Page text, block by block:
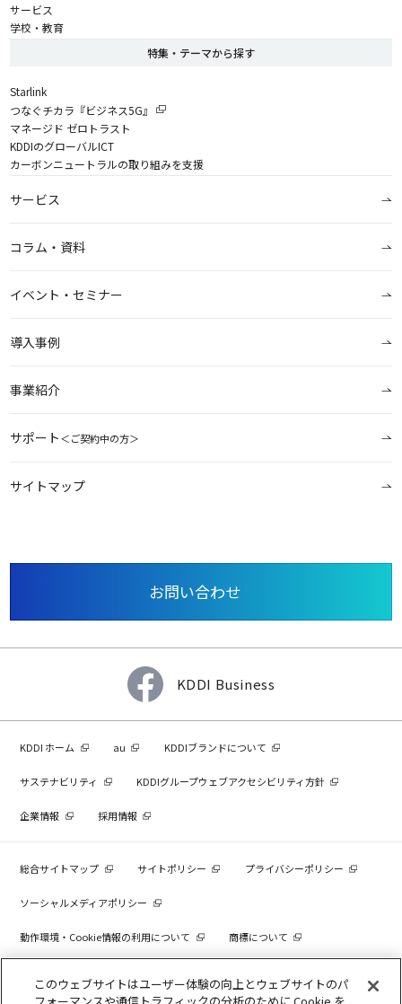
サービス
学校・教育
特集・テーマから探す
Starlink
つなぐチカラ『ビジネス5G』
マネージド ゼロトラスト
KDDIのグローバルICT
カーボンニュートラルの取り組みを支援
サービス
コラム・資料
イベント・セミナー
導入事例
事業紹介
サポート＜ご契約中の方＞
サイトマップ
お問い合わせ
KDDI Business
KDDI ホーム au KDDIブランドについて
サステナビリティ KDDIグループウェブアクセシビリティ方針
企業情報 採用情報
総合サイトマップ サイトポリシー プライバシーポリシー
ソーシャルメディアポリシー
動作環境・Cookie情報の利用について 商標について
このウェブサイトはユーザー体験の向上とウェブサイトのパ